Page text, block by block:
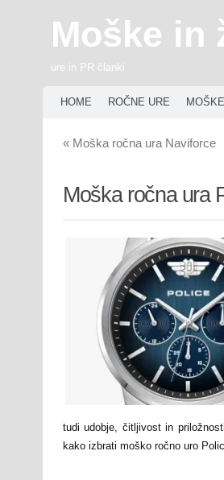
Moške in
ure in PR članki
HOME ROČNE URE
« Moška ročna ura Naviforce
Moška ročna ura
tudi udobje, čitljivost in
kako izbrati moško ročno uro